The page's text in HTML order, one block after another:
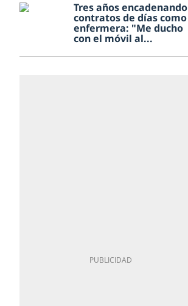
Tres años encadenando
contratos de días como
enfermera: "Me ducho
con el móvil al...